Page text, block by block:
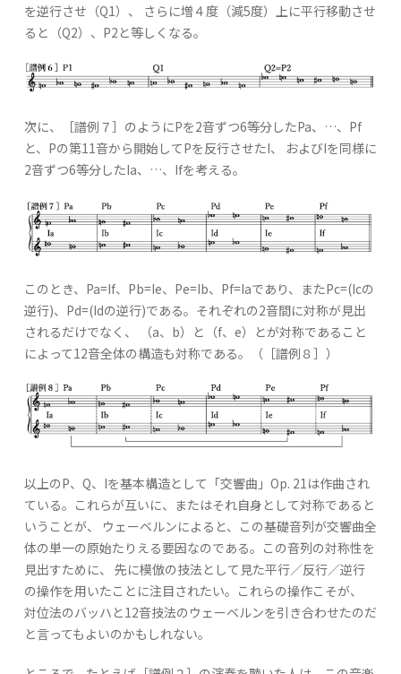
を逆行させ（Q1）、 さらに増４度（減5度）上に平行移動させ
ると（Q2）、P2と等しくなる。
次に、［譜例７］のようにPを2音ずつ6等分したPa、…、Pf
と、Pの第11音から開始してPを反行させたI、 およびIを同様に
2音ずつ6等分したIa、…、Ifを考える。
このとき、Pa=If、Pb=Ie、Pe=Ib、Pf=Iaであり、またPc=(Icの
逆行)、Pd=(Idの逆行)である。それぞれの2音間に対称が見出
されるだけでなく、 （a、b）と（f、e）とが対称であること
によって12音全体の構造も対称である。（［譜例８］）
以上のP、Q、Iを基本構造として「交響曲」Op. 21は作曲され
ている。これらが互いに、またはそれ自身として対称であると
いうことが、 ウェーベルンによると、この基礎音列が交響曲全
体の単一の原始たりえる要因なのである。この音列の対称性を
見出すために、 先に模倣の技法として見た平行／反行／逆行
の操作を用いたことに注目されたい。これらの操作こそが、
対位法のバッハと12音技法のウェーベルンを引き合わせたのだ
と言ってもよいのかもしれない。